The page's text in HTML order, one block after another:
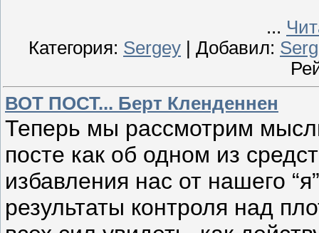
...
Категория: Sergey | Добавил:
ВОТ ПОСТ... Берт Кленденнен
Теперь мы рассмотрим
посте как об одном из
избавления нас от нашего
результаты контроля над